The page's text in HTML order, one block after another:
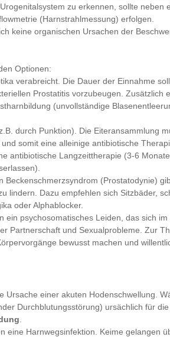
zu erkennen, sollte neben
(Harnstrahlmessung) erfolgen.
keine organischen Ursachen der
Optionen:
verabreicht. Die Dauer der Einnahme
Prostatitis vorzubeugen. Zusätzlich
(unvollständige
durch Punktion). Die Eiteransammlung
somit eine alleinige antibiotische
antibiotische Langzeittherapie (3-6
(Prostatodynie)
lindern. Dazu empfehlen sich Sitzbäder,
oder Alphablocker.
ein psychosomatisches Leiden, das sich
Partnerschaft und Sexualprobleme. Zur
bewusst machen und
Ursache einer akuten Hodenschwellung.
Durchblutungsstörung) ursächlich für
eine Harnwegsinfektion. Keime gelangen